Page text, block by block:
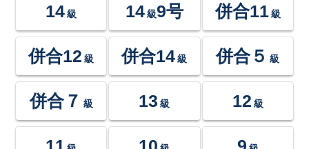
14 級 14級9号 併合11 級
併合12 級 併合14 級 併合５ 級
併合７ 級 13 級 12 級